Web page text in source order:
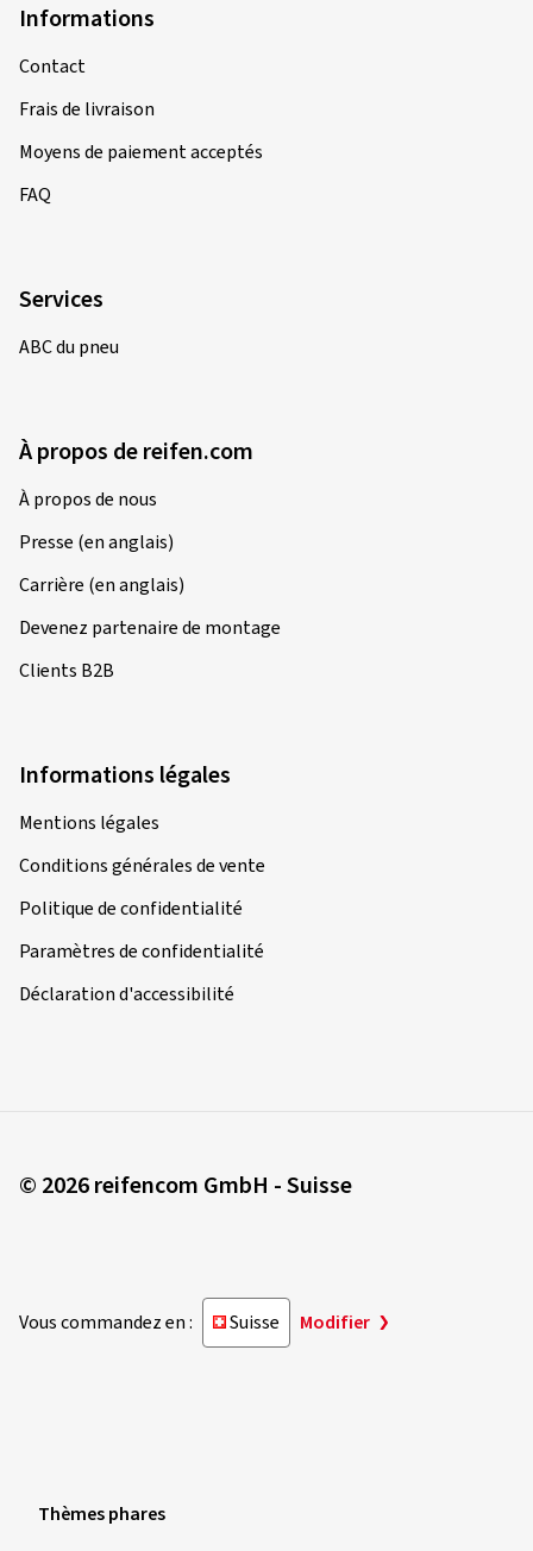
Informations
Contact
Frais de livraison
Moyens de paiement acceptés
FAQ
Services
ABC du pneu
À propos de reifen.com
À propos de nous
Presse (en anglais)
Carrière (en anglais)
Devenez partenaire de montage
Clients B2B
Informations légales
Mentions légales
Conditions générales de vente
Politique de confidentialité
Paramètres de confidentialité
Déclaration d'accessibilité
© 2026 reifencom GmbH - Suisse
Vous commandez en : Suisse Modifier
Thèmes phares